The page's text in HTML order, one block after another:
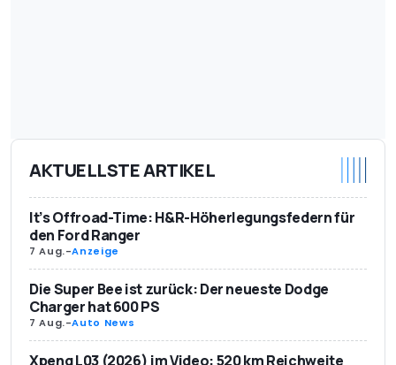
AKTUELLSTE ARTIKEL
It’s Offroad-Time: H&R-Höherlegungsfedern für
den Ford Ranger
7 Aug.-Anzeige
Die Super Bee ist zurück: Der neueste Dodge
Charger hat 600 PS
7 Aug.-Auto News
Xpeng L03 (2026) im Video: 520 km Reichweite